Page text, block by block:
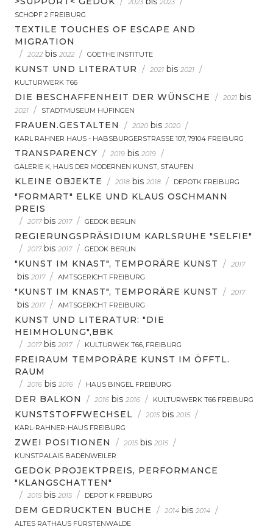
2023 2023
SCHOPF 2 FREIBURG
TEXTILE TOUCHES OF ESCAPE AND
MIGRATION
/ 2022 bis 2022 / GOETHE INSTITUTE
KUNST UND LITERATUR / 2021 bis 2021 /
KULTURWERK T66
DIE BESCHAFFENHEIT DER WÜNSCHE / 2021 bis
2021 / STADTMUSEUM HÜFINGEN
FRAUEN.GESTALTEN / 2020 bis 2020 /
KARL RAHNER HAUS - HABSBURGERSTRASSE 107, 79104 FREIBURG
TRANSPARENCY / 2019 bis 2019 /
GALERIE K, HAUS DER MODERNEN KUNST, STAUFEN
KLEINE OBJEKTE / 2018 bis 2018 / DEPOTK FREIBURG
"FORMART" ELKE UND KLAUS OSCHMANN
PREIS
/ 2017 bis 2017 / GEDOK BERLIN
REGIERUNGSPRÄSIDIUM KARLSRUHE "SELFIE"
/ 2017 bis 2017 / GEDOK BERLIN
"KUNST IM KNAST", TEMPORÄRE KUNST / 2017
bis 2017 / AMTSGERICHT FREIBURG
"KUNST IM KNAST", TEMPORÄRE KUNST / 2017
bis 2017 / AMTSGERICHT FREIBURG
KUNST UND LITERATUR: "DIE
HEIMHOLUNG",BBK
/ 2017 bis 2017 / KULTURWEK T66, FREIBURG
FREIRAUM TEMPORÄRE KUNST IM ÖFFTL.
RAUM
/ 2016 bis 2016 / HAUS BINGEL FREIBURG
DER BALKON / 2016 bis 2016 / KULTURWERK T66 FREIBURG
KUNSTSTOFFWECHSEL / 2015 bis 2015 /
KARL-RAHNER-HAUS FREIBURG
ZWEI POSITIONEN / 2015 bis 2015 /
KUNSTPALAIS BADENWEILER
GEDOK PROJEKTPREIS, PERFORMANCE
"KLANGSCHATTEN"
/ 2015 bis 2015 / DEPOT K FREIBURG
DEM GEDRUCKTEN BUCHE / 2014 bis 2014 /
ALTES RATHAUS FÜRSTENWALDE